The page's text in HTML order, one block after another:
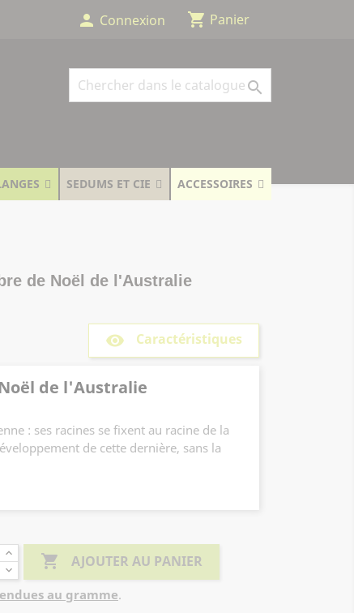
person Connexion shopping_cart Panier

SEDUMS ET CIE ACCESSOIRES
de Noël de l'Australie
remove_red_eye Caractéristiques
de l'Australie
: ses racines se fixent au racine de la
de cette dernière, sans la
pour survivre (privilégier les
brillant.
 AJOUTER AU PANIER
au gramme.